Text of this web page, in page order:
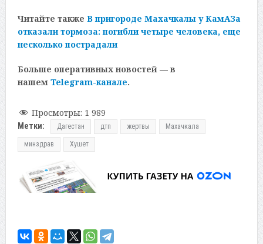
Читайте также В пригороде Махачкалы у КамАЗа
отказали тормоза: погибли четыре человека, еще
несколько пострадали
Больше оперативных новостей — в
нашем Telegram-канале.
Просмотры: 1 989
Метки: Дагестан дтп жертвы Махачкала
минздрав Хушет